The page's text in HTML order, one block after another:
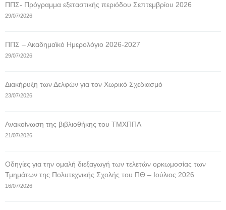
ΠΠΣ- Πρόγραμμα εξεταστικής περιόδου Σεπτεμβρίου 2026
29/07/2026
ΠΠΣ – Ακαδημαϊκό Ημερολόγιο 2026-2027
29/07/2026
Διακήρυξη των Δελφών για τον Χωρικό Σχεδιασμό
23/07/2026
Ανακοίνωση της βιβλιοθήκης του ΤΜΧΠΠΑ
21/07/2026
Οδηγίες για την ομαλή διεξαγωγή των τελετών ορκωμοσίας των
Τμημάτων της Πολυτεχνικής Σχολής του ΠΘ – Ιούλιος 2026
16/07/2026